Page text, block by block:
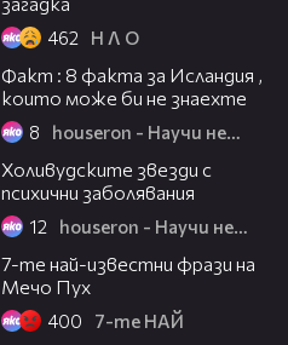
462 Н Л О
Факт : 8 факта за Исландия ,
които може би не знаехте
8 houseron - Научи нещо ново
Холивудските звезди с
психични заболявания
12 houseron - Научи нещо ново
7-те най-известни фрази на
Мечо Пух
400 7-те НАЙ